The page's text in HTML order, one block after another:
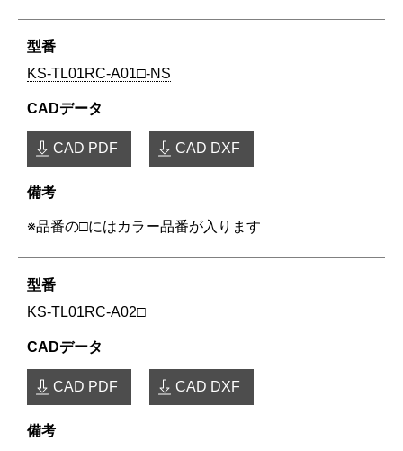
KS-TL01RC-A01□-NS
CAD PDF CAD DXF
※品番の□にはカラー品番が入ります
KS-TL01RC-A02□
CAD PDF CAD DXF